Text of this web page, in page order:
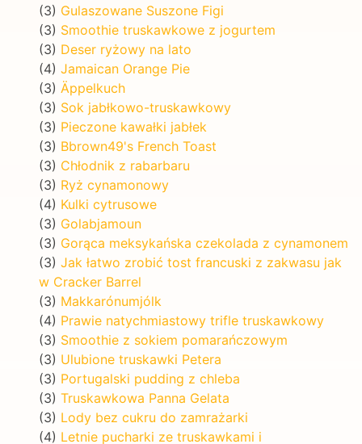
(3) Gulaszowane Suszone Figi
(3) Smoothie truskawkowe z jogurtem
(3) Deser ryżowy na lato
(4) Jamaican Orange Pie
(3) Äppelkuch
(3) Sok jabłkowo-truskawkowy
(3) Pieczone kawałki jabłek
(3) Bbrown49's French Toast
(3) Chłodnik z rabarbaru
(3) Ryż cynamonowy
(4) Kulki cytrusowe
(3) Golabjamoun
(3) Gorąca meksykańska czekolada z cynamonem
(3) Jak łatwo zrobić tost francuski z zakwasu jak
w Cracker Barrel
(3) Makkarónumjólk
(4) Prawie natychmiastowy trifle truskawkowy
(3) Smoothie z sokiem pomarańczowym
(3) Ulubione truskawki Petera
(3) Portugalski pudding z chleba
(3) Truskawkowa Panna Gelata
(3) Lody bez cukru do zamrażarki
(4) Letnie pucharki ze truskawkami i